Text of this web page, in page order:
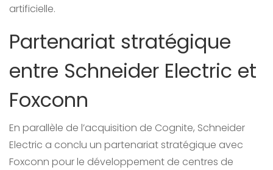
artificielle.
Partenariat stratégique
entre Schneider Electric et
Foxconn
En parallèle de l’acquisition de Cognite, Schneider
Electric a conclu un partenariat stratégique avec
Foxconn pour le développement de centres de